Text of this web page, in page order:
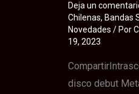
Deja un
Chilenas, Bandas
Novedades / Por
19, 2023
disco debut